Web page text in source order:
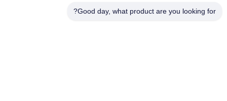
Good day, what product are you looking for?